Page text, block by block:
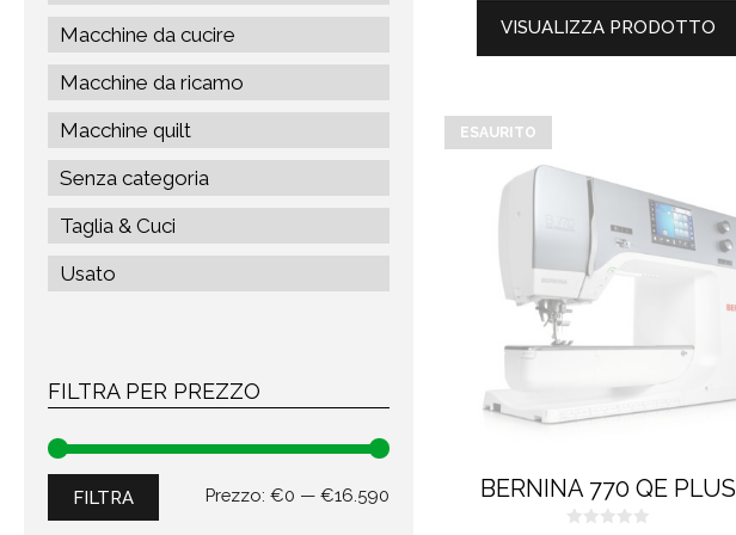
VISUALIZZA PRODOTTO
ESAURITO
BERNINA 770 QE PLUS
Macchine da cucire
Macchine da ricamo
Macchine quilt
Senza categoria
Taglia & Cuci
Usato
FILTRA PER PREZZO
FILTRA Prezzo: €0 — €16.590